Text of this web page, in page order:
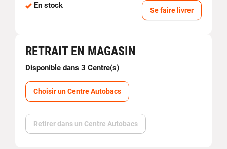
En stock
Se faire livrer
RETRAIT EN MAGASIN
Disponible dans 3 Centre(s)
Choisir un Centre Autobacs
Retirer dans un Centre Autobacs